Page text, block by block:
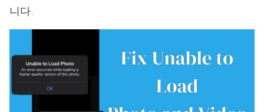
니다.